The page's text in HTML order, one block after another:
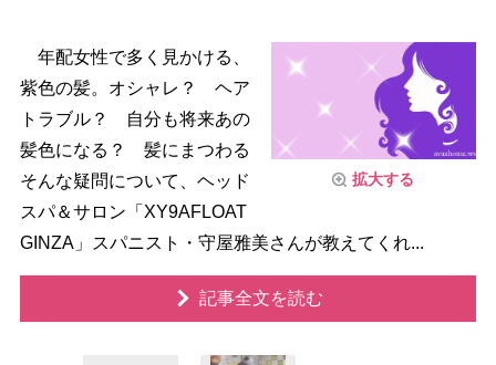
拡大する
年配女性で多く見かける、
紫色の髪。オシャレ？ ヘア
トラブル？ 自分も将来あの
髪色になる？ 髪にまつわる
そんな疑問について、ヘッド
スパ＆サロン「XY9AFLOAT
GINZA」スパニスト・守屋雅美さんが教えてくれ...
記事全文を読む